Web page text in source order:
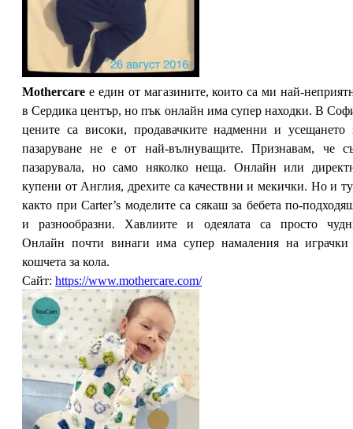
Mothercare е един от магазините, които са ми най-
в Сердика център, но пък онлайн има супер находки. В
цените са високи, продавачките надменни и усещането
пазаруване не е от най-вълнуващите. Признавам, че
пазарувала, но само няколко неща. Онлайн или
купени от Англия, дрехите са качествни и мекички. Но и
както при Carter’s моделите са сякаш за бебета по-
и разнообразни. Хавлиите и одеялата са просто
Онлайн почти винаги има супер намаления на
кошчета за кола.
Сайт: https://www.mothercare.com/